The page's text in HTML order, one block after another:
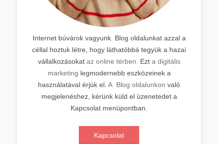
Internet búvárok vagyunk. Blog oldalunkat azzal a
céllal hoztuk létre, hogy láthatóbbá tegyük a hazai
vállalkozásokat az online térben. Ezt a digitális
marketing legmodernebb eszközeinek a
használatával érjük el. A Blog oldalunkon való
megjelenéshez, kérünk küld el üzenetedet a
Kapcsolat menüpontban.
Kapcsolat